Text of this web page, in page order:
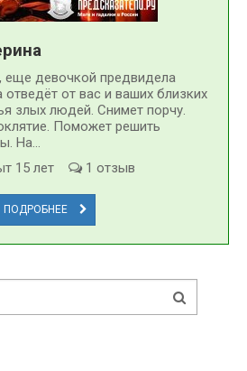
еще девочкой предвидела
от вас и ваших близких
злых людей. Снимет порчу.
Поможет решить
На...
15 лет 1 отзыв
ПОДРОБНЕЕ